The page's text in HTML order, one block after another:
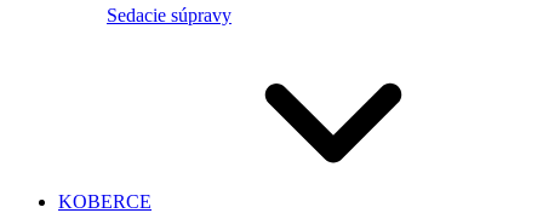
Sedacie súpravy
KOBERCE